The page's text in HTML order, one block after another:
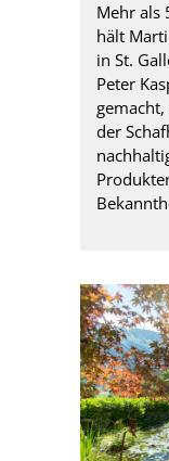
Mehr als
hält
in St.
Peter
der